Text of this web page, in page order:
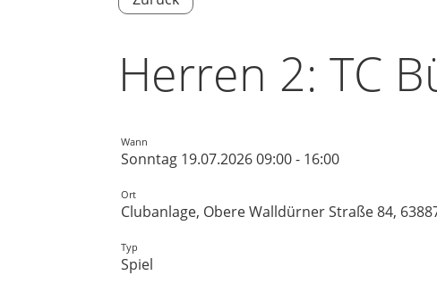
Herren 2: TC
Wann
Sonntag 19.07.2026 09:00 - 16:00
Ort
Clubanlage, Obere Walldürner Straße 84,
Typ
Spiel